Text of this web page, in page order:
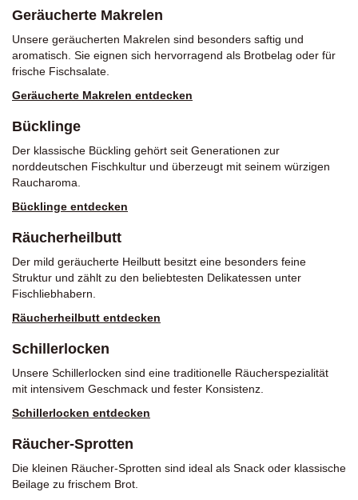
Geräucherte Makrelen
Unsere geräucherten Makrelen sind besonders saftig und
aromatisch. Sie eignen sich hervorragend als Brotbelag oder für
frische Fischsalate.
Geräucherte Makrelen entdecken
Bücklinge
Der klassische Bückling gehört seit Generationen zur
norddeutschen Fischkultur und überzeugt mit seinem würzigen
Raucharoma.
Bücklinge entdecken
Räucherheilbutt
Der mild geräucherte Heilbutt besitzt eine besonders feine
Struktur und zählt zu den beliebtesten Delikatessen unter
Fischliebhabern.
Räucherheilbutt entdecken
Schillerlocken
Unsere Schillerlocken sind eine traditionelle Räucherspezialität
mit intensivem Geschmack und fester Konsistenz.
Schillerlocken entdecken
Räucher-Sprotten
Die kleinen Räucher-Sprotten sind ideal als Snack oder klassische
Beilage zu frischem Brot.